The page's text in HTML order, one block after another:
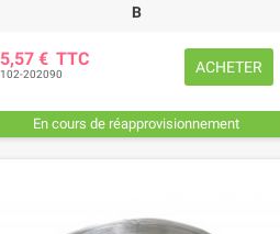
B
5,57 € TTC
102-202090 ACHETER
En cours de réapprovisionnement